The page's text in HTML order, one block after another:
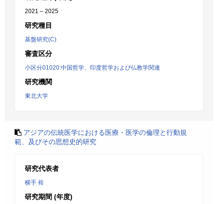
2021 – 2025
研究種目
基盤研究(C)
審査区分
小区分01020:中国哲学、印度哲学および仏教学関連
研究機関
東北大学
アジアの伝統医学における医療・医学の倫理と行動規
範、及びその思想史的研究
研究代表者
横手 裕
研究期間 (年度)